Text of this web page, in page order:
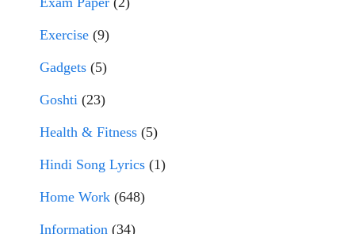
Exercise (9)
Gadgets (5)
Goshti (23)
Health & Fitness (5)
Hindi Song Lyrics (1)
Home Work (648)
Information (34)